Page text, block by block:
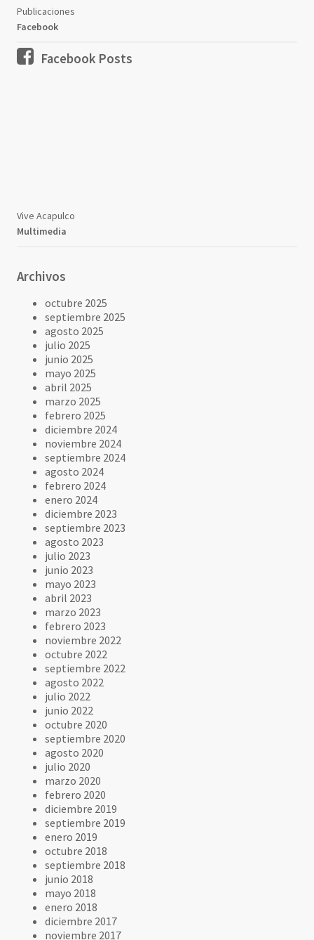
Publicaciones
Facebook
Facebook Posts
Vive Acapulco
Multimedia
Archivos
octubre 2025
septiembre 2025
agosto 2025
julio 2025
junio 2025
mayo 2025
abril 2025
marzo 2025
febrero 2025
diciembre 2024
noviembre 2024
septiembre 2024
agosto 2024
febrero 2024
enero 2024
diciembre 2023
septiembre 2023
agosto 2023
julio 2023
junio 2023
mayo 2023
abril 2023
marzo 2023
febrero 2023
noviembre 2022
octubre 2022
septiembre 2022
agosto 2022
julio 2022
junio 2022
octubre 2020
septiembre 2020
agosto 2020
julio 2020
marzo 2020
febrero 2020
diciembre 2019
septiembre 2019
enero 2019
octubre 2018
septiembre 2018
junio 2018
mayo 2018
enero 2018
diciembre 2017
noviembre 2017